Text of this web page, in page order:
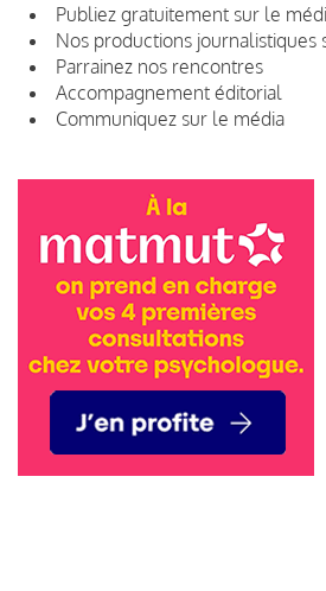
Publiez gratuitement sur le
Nos productions journalistiques
Parrainez nos rencontres
Accompagnement éditorial
Communiquez sur le média